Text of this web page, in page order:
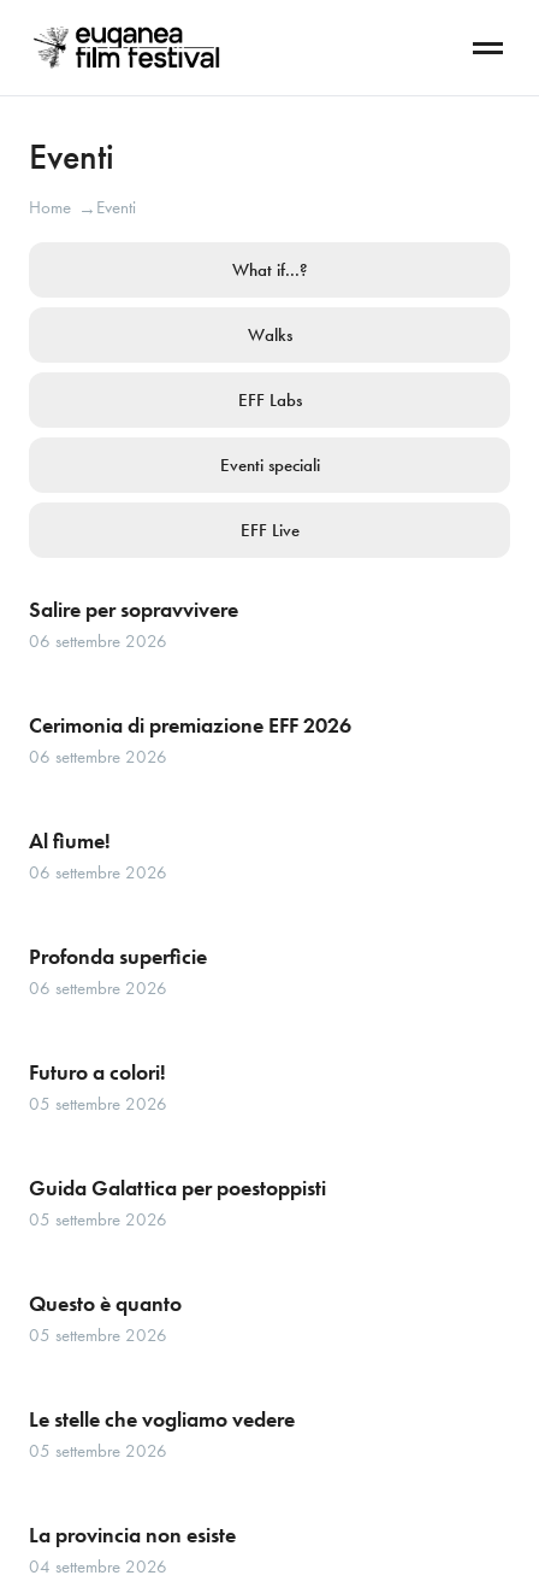
Eventi
Home → Eventi
What if...?
Walks
EFF Labs
Eventi speciali
EFF Live
Salire per sopravvivere
06 settembre 2026
Cerimonia di premiazione EFF 2026
06 settembre 2026
Al fiume!
06 settembre 2026
Profonda superficie
06 settembre 2026
Futuro a colori!
05 settembre 2026
Guida Galattica per poestoppisti
05 settembre 2026
Questo è quanto
05 settembre 2026
Le stelle che vogliamo vedere
05 settembre 2026
La provincia non esiste
04 settembre 2026